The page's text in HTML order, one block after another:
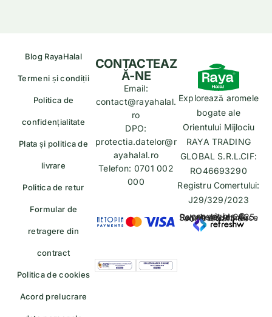
Blog RayaHalal
Termeni și condiții
Politica de
confidențialitate
Plata și politica de
livrare
Politica de retur
Formular de
retragere din
contract
Politica de cookies
Acord prelucrare
Explorează aromele
bogate ale
Orientului Mijlociu
RAYA TRADING
GLOBAL S.R.L.CIF:
RO46693290
Registru Comertului:
J29/329/2023
copyrights © Rayahalal.ro 2025. Soluție eCommerce administrată de
CONTACTEAZ
Ă-NE
Email:
contact@rayahalal.
ro
DPO:
protectia.datelor@r
ayahalal.ro
Telefon: 0701 002
000